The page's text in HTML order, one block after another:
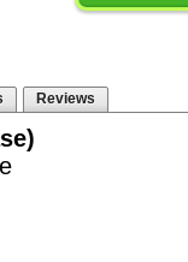
Reviews